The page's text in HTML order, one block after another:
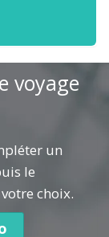
voyage
un
le
choix.